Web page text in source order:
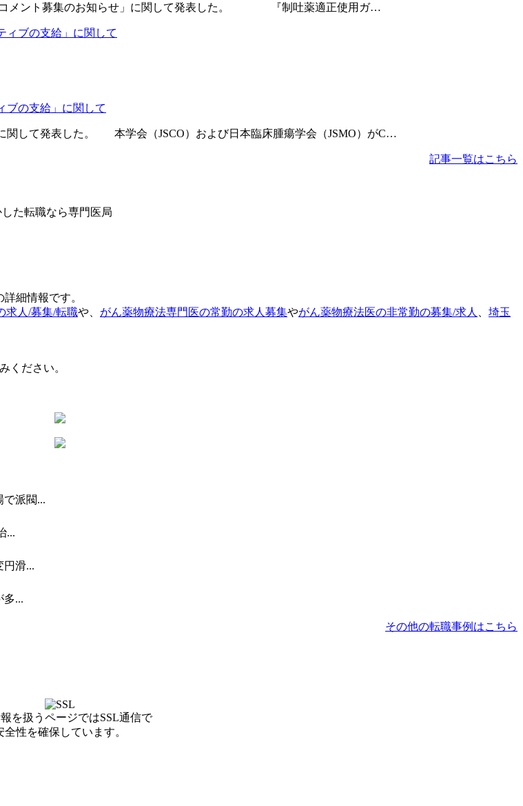
クコメント募集のお知らせ」に関して発表した。 『制吐薬適正使用ガ…
ブの支給」に関して
関して発表した。 本学会（JSCO）および日本臨床腫瘍学会（JSMO）がC…
記事一覧はこちら
細情報です。
求人/募集/転職や、 がん薬物療法専門医の常勤の求人募集やがん薬物療法医の非常勤の募集/求人
埼玉
ください。
で派閥...
...
円滑...
多...
その他の転職事例はこちら
を扱うページではSSL通信で
全性を確保しています。